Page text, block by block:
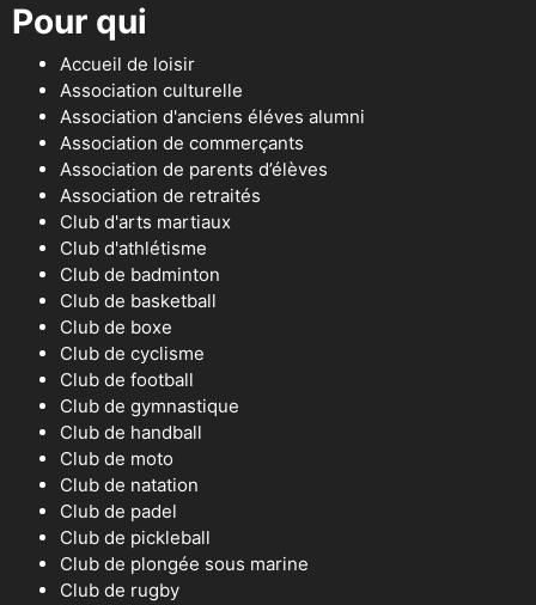
Pour qui
Accueil de loisir
Association culturelle
Association d'anciens éléves alumni
Association de commerçants
Association de parents d’élèves
Association de retraités
Club d'arts martiaux
Club d'athlétisme
Club de badminton
Club de basketball
Club de boxe
Club de cyclisme
Club de football
Club de gymnastique
Club de handball
Club de moto
Club de natation
Club de padel
Club de pickleball
Club de plongée sous marine
Club de rugby